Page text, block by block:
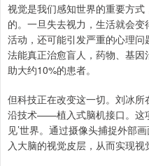
视觉是我们感知世界的重要方
的。一旦失去视力，生活就会
活动，还可能引发严重的心理
法能真正治愈盲人，药物、基
助大约10%的患者。
但科技正在改变这一切。刘冰
沿技术——植入式脑机接口。这
见’世界。通过摄像头捕捉外部
入大脑的视觉皮层，从而实现视